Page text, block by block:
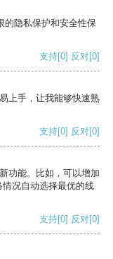
的隐私保护和安全性保
支持[0] 反对[0]
上手，让我能够快速熟
支持[0] 反对[0]
功能。比如，可以增加
况自动选择最优的线
支持[0] 反对[0]